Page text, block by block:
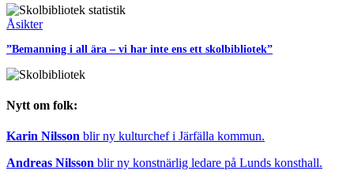
Åsikter
”Bemanning i all ära – vi har inte ens ett skolbibliotek”
Nytt om folk:
Karin Nilsson blir ny kulturchef i Järfälla kommun.
Andreas Nilsson blir ny konstnärlig ledare på Lunds konsthall.